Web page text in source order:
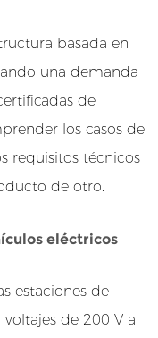
basada en
una demanda
de
los casos de
requisitos técnicos
de otro.
eléctricos
estaciones de
de 200 V a